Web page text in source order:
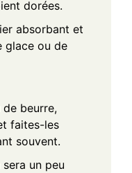
dorées.
absorbant et
glace ou de
beurre,
faites-les
souvent.
un peu